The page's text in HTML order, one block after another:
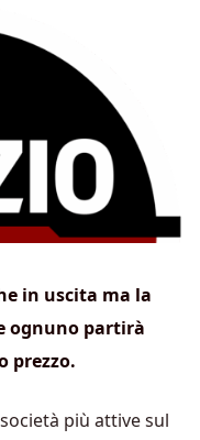
in uscita ma la
ognuno partirà
prezzo.
più attive sul